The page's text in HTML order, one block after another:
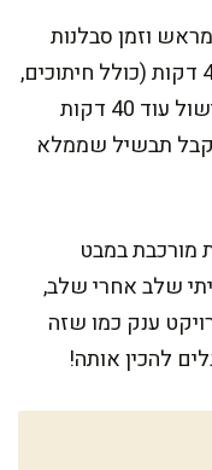
וזמן סבלנות
בבישול. ההכנה הראשונית תיקח כ-40 דקות (כולל חיתוכים,
טיגונים ותיבול ראשוני), בעוד זמן הבישול עוד 40 דקות
תבשיל שממלא
מורכבת במבט
שלב אחרי שלב,
ענק כמו שזה
להכין אותה!